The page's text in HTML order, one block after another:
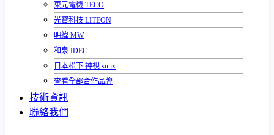
東元電機 TECO
光寶科技 LITEON
明緯 MW
和泉 IDEC
日本松下 神視 sunx
查看全部合作品牌
技術資訊
聯絡我們